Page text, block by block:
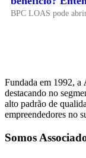
BPC LOAS pode
Fundada em 1992, a
destacando no
alto padrão de
empreendedores no
Somos